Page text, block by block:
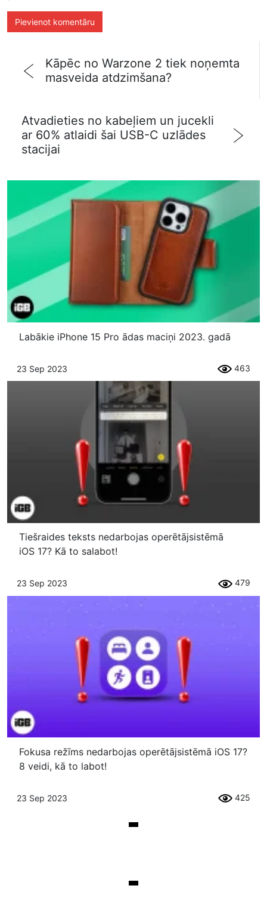
Kāpēc no Warzone 2 tiek noņemta
masveida atdzimšana?
Atvadieties no kabeļiem un jucekli
ar 60% atlaidi šai USB-C uzlādes
stacijai
Labākie iPhone 15 Pro ādas maciņi 2023. gadā
23 Sep 2023 463
Tiešraides teksts nedarbojas operētājsistēmā
iOS 17? Kā to salabot!
23 Sep 2023 479
Fokusa režīms nedarbojas operētājsistēmā iOS 17?
8 veidi, kā to labot!
23 Sep 2023 425